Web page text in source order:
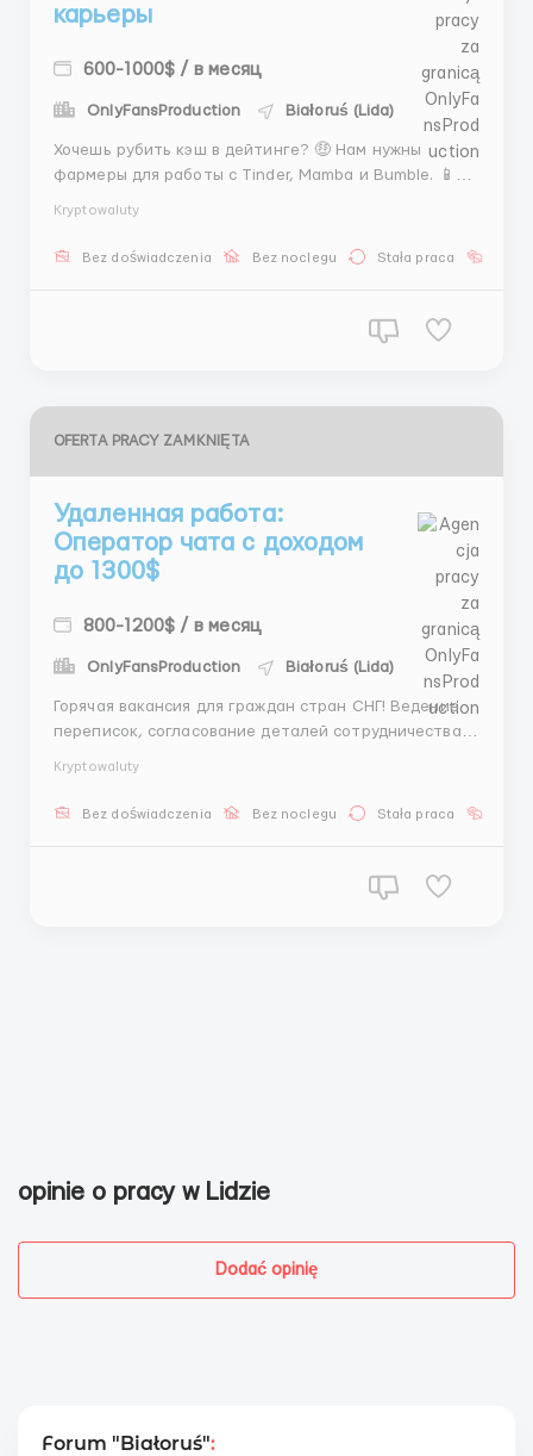
карьеры
600-1000$ / в месяц
OnlyFansProduction Białoruś (Lida)
Хочешь рубить кэш в дейтинге? 🤑 Нам нужны
фармеры для работы с Tinder, Mamba и Bumble. 📱
сочные бонусы за каждый лид. 💰 Графики на выбор:
Kryptowaluty
Bez doświadczenia Bez noclegu Stała praca
OFERTA PRACY ZAMKNIĘTA
Удаленная работа:
Оператор чата с доходом
до 1300$
800-1200$ / в месяц
OnlyFansProduction Białoruś (Lida)
Горячая вакансия для граждан стран СНГ! Ведение
переписок, согласование деталей сотрудничества
невозможна). Удобный график 6/1 по 8 часов на
Kryptowaluty
Bez doświadczenia Bez noclegu Stała praca
opinie o pracy w Lidzie
Dodać opinię
Forum "Białoruś":